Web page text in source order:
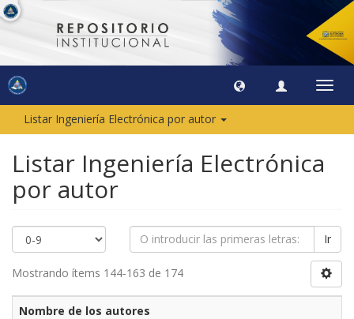
Listar Ingeniería Electrónica por autor
Listar Ingeniería Electrónica
por autor
Ir
Mostrando ítems 144-163 de 174
Nombre de los autores